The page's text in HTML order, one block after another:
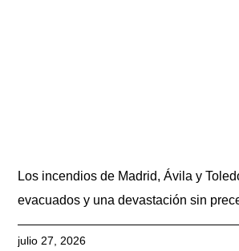
Los incendios de Madrid, Ávila y
evacuados y una devastación sin
julio 27, 2026